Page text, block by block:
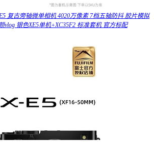
复古旁轴微单相机 4020万像素 7档五轴防抖 胶片模拟
vlog 银色XE5单机+XC35F2 标准套机 官方标配